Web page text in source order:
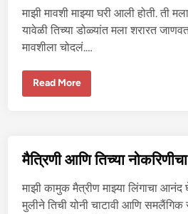
ग
-
1
माझी मावशी माझ्या घरी आली होती. ती
यावेळी तिच्या डोळ्यांत मला शरारत जाणवत
मावशीला चोदलं.…
थं
शी
ला
द
लं
Read More
मैत्रिणी आणि तिच्या
माझी कामुक मैत्रीण माझ्या लिंगाचा आनंद
मुलीने तिची योनी चाटावी आणि